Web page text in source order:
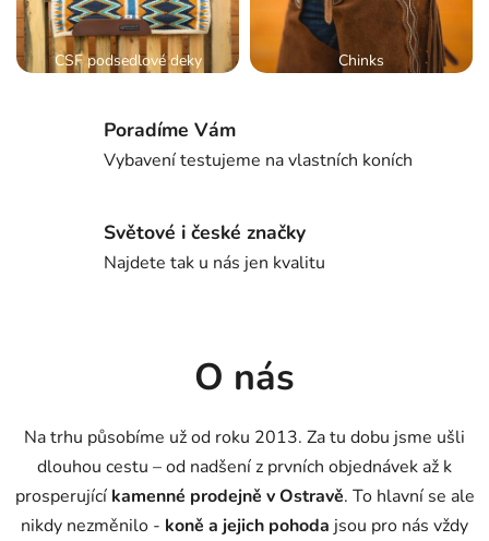
CSF podsedlové deky Chinks
Poradíme Vám
Vybavení testujeme na vlastních koních
Světové i české značky
Najdete tak u nás jen kvalitu
O nás
Na trhu působíme už od roku 2013. Za tu dobu jsme ušli
dlouhou cestu – od nadšení z prvních objednávek až k
prosperující kamenné prodejně v Ostravě. To hlavní se ale
nikdy nezměnilo - koně a jejich pohoda jsou pro nás vždy